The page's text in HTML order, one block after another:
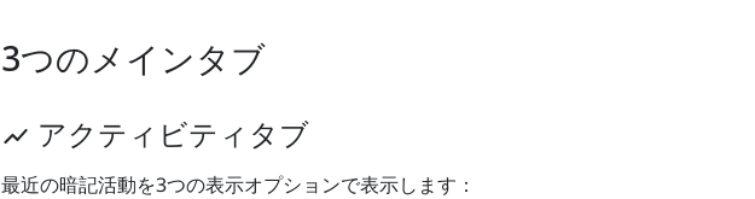
3つのメインタブ
show_chart アクティビティタブ
最近の暗記活動を3つの表示オプションで表示します：